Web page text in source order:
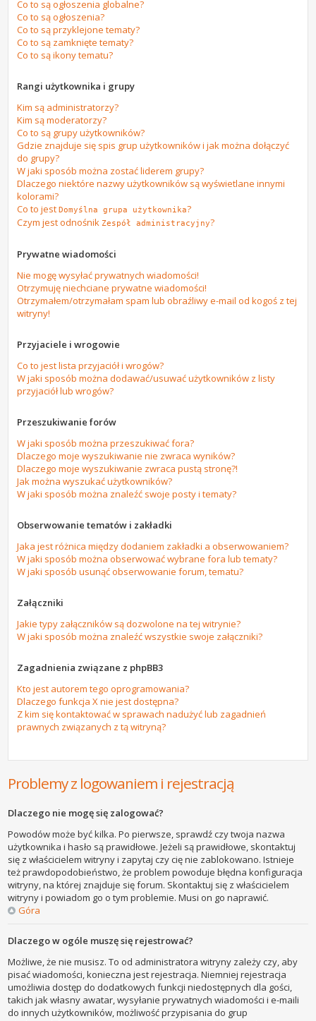
Co to są ogłoszenia globalne?
Co to są ogłoszenia?
Co to są przyklejone tematy?
Co to są zamknięte tematy?
Co to są ikony tematu?
Rangi użytkownika i grupy
Kim są administratorzy?
Kim są moderatorzy?
Co to są grupy użytkowników?
Gdzie znajduje się spis grup użytkowników i jak można dołączyć
do grupy?
W jaki sposób można zostać liderem grupy?
Dlaczego niektóre nazwy użytkowników są wyświetlane innymi
kolorami?
Co to jestDomyślna grupa użytkownika?
Czym jest odnośnikZespół administracyjny?
Prywatne wiadomości
Nie mogę wysyłać prywatnych wiadomości!
Otrzymuję niechciane prywatne wiadomości!
Otrzymałem/otrzymałam spam lub obraźliwy e-mail od kogoś z tej
witryny!
Przyjaciele i wrogowie
Co to jest lista przyjaciół i wrogów?
W jaki sposób można dodawać/usuwać użytkowników z listy
przyjaciół lub wrogów?
Przeszukiwanie forów
W jaki sposób można przeszukiwać fora?
Dlaczego moje wyszukiwanie nie zwraca wyników?
Dlaczego moje wyszukiwanie zwraca pustą stronę?!
Jak można wyszukać użytkowników?
W jaki sposób można znaleźć swoje posty i tematy?
Obserwowanie tematów i zakładki
Jaka jest różnica między dodaniem zakładki a obserwowaniem?
W jaki sposób można obserwować wybrane fora lub tematy?
W jaki sposób usunąć obserwowanie forum, tematu?
Załączniki
Jakie typy załączników są dozwolone na tej witrynie?
W jaki sposób można znaleźć wszystkie swoje załączniki?
Zagadnienia związane z phpBB3
Kto jest autorem tego oprogramowania?
Dlaczego funkcja X nie jest dostępna?
Z kim się kontaktować w sprawach nadużyć lub zagadnień
prawnych związanych z tą witryną?
Problemy z logowaniem i rejestracją
Dlaczego nie mogę się zalogować?
Powodów może być kilka. Po pierwsze, sprawdź czy twoja nazwa
użytkownika i hasło są prawidłowe. Jeżeli są prawidłowe, skontaktuj
się z właścicielem witryny i zapytaj czy cię nie zablokowano. Istnieje
też prawdopodobieństwo, że problem powoduje błędna konfiguracja
witryny, na której znajduje się forum. Skontaktuj się z właścicielem
witryny i powiadom go o tym problemie. Musi on go naprawić.
Góra
Dlaczego w ogóle muszę się rejestrować?
Możliwe, że nie musisz. To od administratora witryny zależy czy, aby
pisać wiadomości, konieczna jest rejestracja. Niemniej rejestracja
umożliwia dostęp do dodatkowych funkcji niedostępnych dla gości,
takich jak własny awatar, wysyłanie prywatnych wiadomości i e-maili
do innych użytkowników, możliwość przypisania do grup